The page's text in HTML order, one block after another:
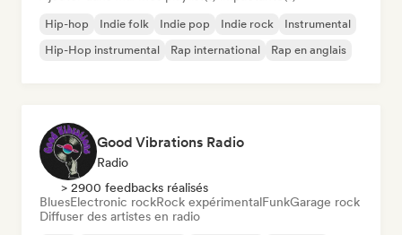
Hip-hop Indie folk Indie pop Indie rock
Instrumental
Hip-Hop instrumental
Rap international Rap en anglais
Good Vibrations Radio
Radio
> 2900 feedbacks réalisés
BluesElectronic rockRock expérimentalFunkGarage rock
Diffuser des artistes en radio